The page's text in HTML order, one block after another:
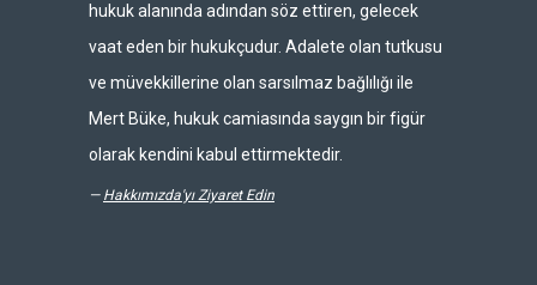
hukuk alanında adından söz ettiren, gelecek
vaat eden bir hukukçudur. Adalete olan tutkusu
ve müvekkillerine olan sarsılmaz bağlılığı ile
Mert Büke, hukuk camiasında saygın bir figür
olarak kendini kabul ettirmektedir.
— Hakkımızda'yı Ziyaret Edin